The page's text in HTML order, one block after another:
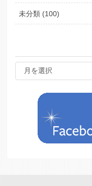
未分類 (100)